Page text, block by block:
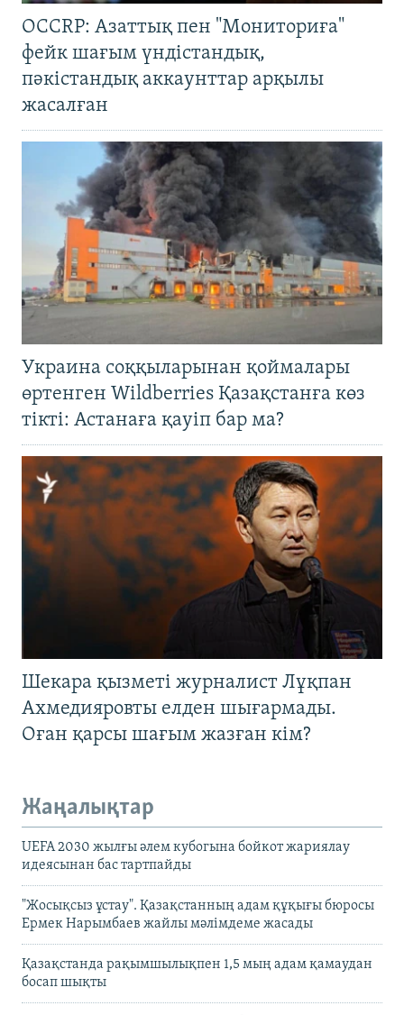
OCCRP: Азаттық пен "Мониториға"
фейк шағым үндістандық,
пәкістандық аккаунттар арқылы
жасалған
Украина соққыларынан қоймалары
өртенген Wildberries Қазақстанға көз
тікті: Астанаға қауіп бар ма?
Шекара қызметі журналист Лұқпан
Ахмедияровты елден шығармады.
Оған қарсы шағым жазған кім?
Жаңалықтар
UEFA 2030 жылғы әлем кубогына бойкот жариялау
идеясынан бас тартпайды
"Жосықсыз ұстау". Қазақстанның адам құқығы бюросы
Ермек Нарымбаев жайлы мәлімдеме жасады
Қазақстанда рақымшылықпен 1,5 мың адам қамаудан
босап шықты